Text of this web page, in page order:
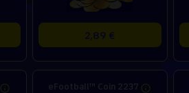
2,89 €
eFootball™ Coin 2237